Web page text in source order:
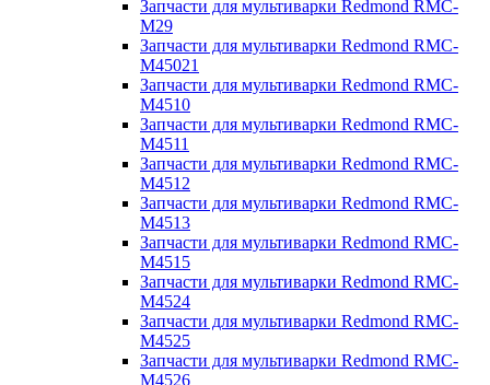
Запчасти для мультиварки Redmond RMC-
M29
Запчасти для мультиварки Redmond RMC-
M45021
Запчасти для мультиварки Redmond RMC-
M4510
Запчасти для мультиварки Redmond RMC-
M4511
Запчасти для мультиварки Redmond RMC-
M4512
Запчасти для мультиварки Redmond RMC-
M4513
Запчасти для мультиварки Redmond RMC-
M4515
Запчасти для мультиварки Redmond RMC-
M4524
Запчасти для мультиварки Redmond RMC-
M4525
Запчасти для мультиварки Redmond RMC-
M4526